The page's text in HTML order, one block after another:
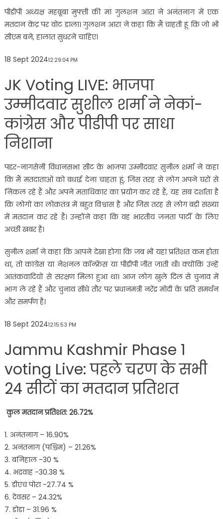
पीडीपी अध्यक्ष महबूबा मुफ्ती की मां गुलशन आरा ने अनंतनाग में एक
मतदान केंद्र पर वोट डाला। गुलशन आरा ने कहा कि मैं चाहती हूं कि जो भी
सीएम बने, हालात सुधरने चाहिए।
18 Sept 202412:29:04 PM
JK Voting LIVE: भाजपा
उम्मीदवार सुशील शर्मा ने नेकां-
कांग्रेस और पीडीपी पर साधा
निशाना
पद्दर-नागसेनी विधानसभा सीट के भाजपा उम्मीदवार सुनील शर्मा ने कहा
कि मैं मतदाताओं को बधाई देना चाहता हूं, जिस तरह से लोग अपने घरों से
निकल रहे हैं और अपने मताधिकार का प्रयोग कर रहे हैं, यह सब दर्शाता है
कि लोगों का लोकतंत्र में बहुत विश्वास है और जिस तरह से लोग बड़ी संख्या
में मतदान कर रहे हैं। उन्होंने कहा कि वह भारतीय जनता पार्टी के लिए
अच्छी खबर है।
सुनील शर्मा ने कहा कि आपने देखा होगा कि जब भी यहां प्रतिशत कम होता
था, तो कांग्रेस या नेशनल कॉन्फ्रेंस या पीडीपी जीत जाती थी। क्योंकि उन्हें
आतंकवादियों से संरक्षण मिला हुआ था। आज लोग खुले दिल से चुनाव में
भाग ले रहे हैं और चुनाव सीधे तौर पर प्रधानमंत्री नरेंद्र मोदी के प्रति समर्थन
और समर्पण है।
18 Sept 202412:15:53 PM
Jammu Kashmir Phase 1
voting Live: पहले चरण के सभी
24 सीटों का मतदान प्रतिशत
कुल मतदान प्रतिशत: 26.72%
1. अनंतनाग – 16.90%
2. अनंतनाग (पश्चिम) – 21.26%
3. बनिहाल -30 %
4. भद्रवाह -30.38 %
5. डीएच पोरा -27.74 %
6. देवसर – 24.32%
7. डोडा – 31.96 %